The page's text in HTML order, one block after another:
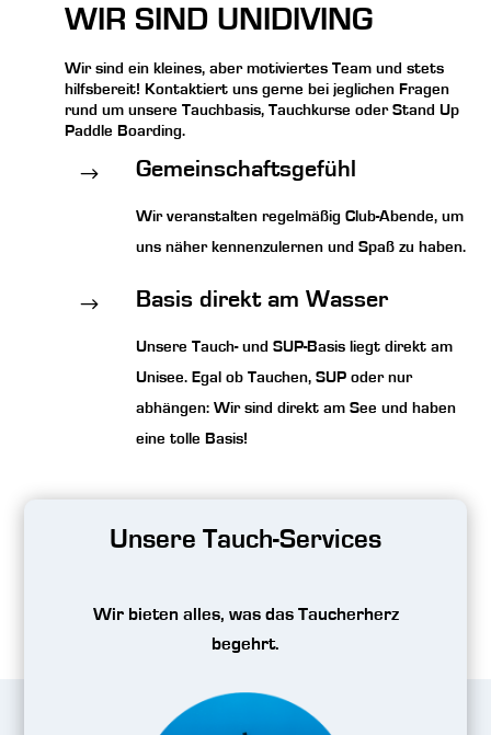
WIR SIND UNIDIVING
Wir sind ein kleines, aber motiviertes Team und stets
hilfsbereit! Kontaktiert uns gerne bei jeglichen Fragen
rund um unsere Tauchbasis, Tauchkurse oder Stand Up
Paddle Boarding.
$ Gemeinschaftsgefühl
Wir veranstalten regelmäßig Club-Abende, um
uns näher kennenzulernen und Spaß zu haben.
$ Basis direkt am Wasser
Unsere Tauch- und SUP-Basis liegt direkt am
Unisee. Egal ob Tauchen, SUP oder nur
abhängen: Wir sind direkt am See und haben
eine tolle Basis!
Unsere Tauch-Services
Wir bieten alles, was das Taucherherz
begehrt.